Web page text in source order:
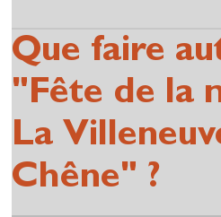
Que faire
"Fête de la
La
Chêne" ?